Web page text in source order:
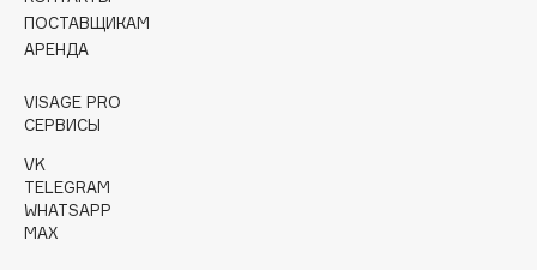
Curaprox
D
d'Alba
DABO
DARLING*
ПОСТАВЩИКАМ
АРЕНДА
VISAGE PRO
СЕРВИСЫ
VK
TELEGRAM
WHATSAPP
MAX